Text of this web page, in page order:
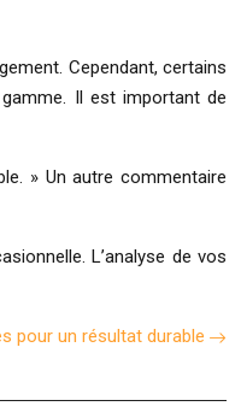
Cependant, certains
Il est important de
» Un autre commentaire
L’analyse de vos
pour un résultat durable